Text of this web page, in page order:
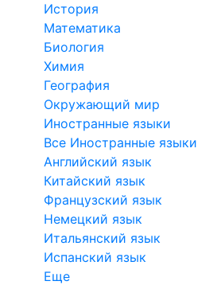
История
Математика
Биология
Химия
География
Окружающий мир
Иностранные языки
Все Иностранные языки
Английский язык
Китайский язык
Французский язык
Немецкий язык
Итальянский язык
Испанский язык
Еще